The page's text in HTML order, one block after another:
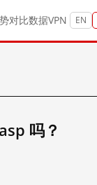
对比数据VPN EN
吗？